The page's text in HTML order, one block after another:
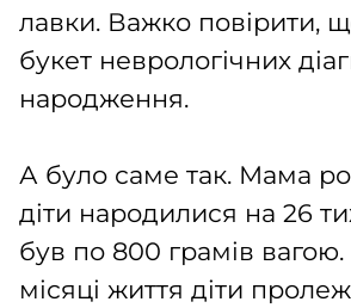
лавки. Важко повірити,
букет неврологічних
народження.
А було саме так. Мама
діти народилися на 26
був по 800 грамів
місяці життя діти